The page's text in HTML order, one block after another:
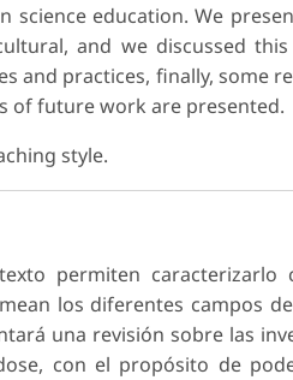
education. We
and we discussed
and practices, finally, some
of future work are presented.
style.
permiten caracterizarlo
los diferentes campos
una revisión sobre las
con el propósito de